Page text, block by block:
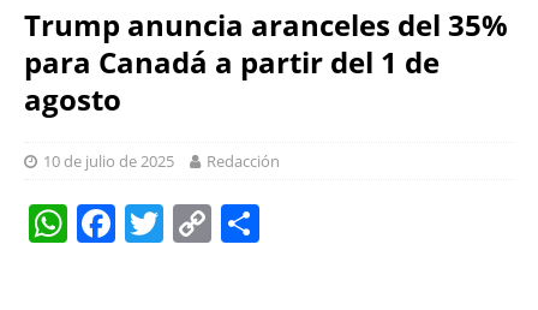
Trump anuncia aranceles del 35%
para Canadá a partir del 1 de
agosto
10 de julio de 2025 Redacción
W F T C